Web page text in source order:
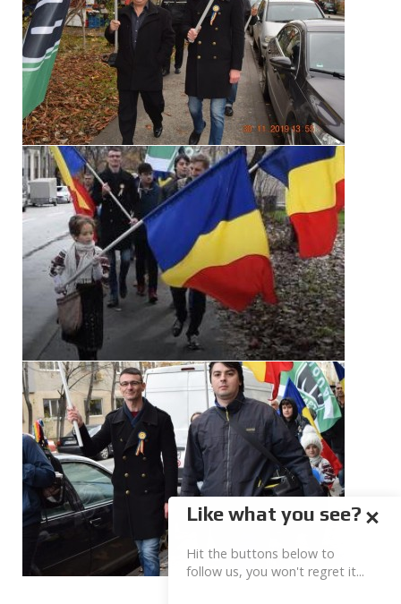
Like what you see?
Hit the buttons below to
follow us, you won't regret it...